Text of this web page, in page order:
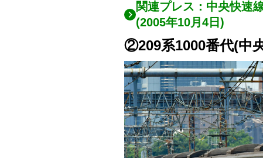
関連プレス：中央快速
(2005年10月4日)
②209系1000番代(中